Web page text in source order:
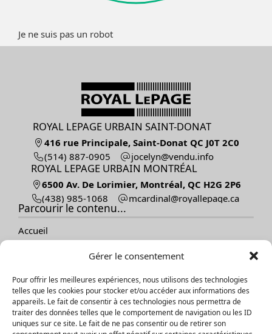
Gérer le consentement
Pour offrir les meilleures expériences, nous utilisons des technologies
telles que les cookies pour stocker et/ou accéder aux informations des
appareils. Le fait de consentir à ces technologies nous permettra de
traiter des données telles que le comportement de navigation ou les ID
uniques sur ce site. Le fait de ne pas consentir ou de retirer son
Je ne suis pas un robot
ROYAL LEPAGE URBAIN SAINT-DONAT
416 rue Principale, Saint-Donat QC J0T 2C0
(514) 887-0905
ofni.udnev@nylecoj
ROYAL LEPAGE URBAIN MONTRÉAL
6500 Av. De Lorimier, Montréal, QC H2G 2P6
(438) 985-1068
ac.egapellayor@lanidracm
Parcourir le contenu...
Accueil
Vendre
À propos
Témoignages
Contact
Blogue